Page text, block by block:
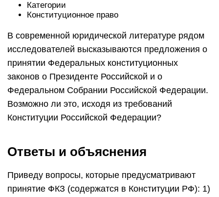
Категории
Конституционное право
В современной юридической литературе рядом
исследователей высказываются предложения о
принятии Федеральных конституционных
законов о Президенте Российской и о
Федеральном Собрании Российской Федерации.
Возможно ли это, исходя из требований
Конституции Российской Федерации?
Ответы и объяснения
Приведу вопросы, которые предусматривают
принятие ФКЗ (содержатся в Конституции РФ): 1)